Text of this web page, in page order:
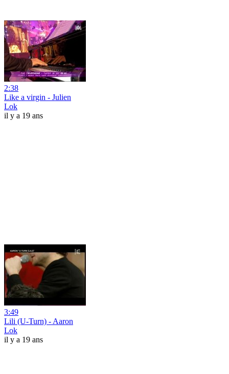
2:38
Like a virgin - Julien
Lok
il y a 19 ans
3:49
Lili (U-Turn) - Aaron
Lok
il y a 19 ans